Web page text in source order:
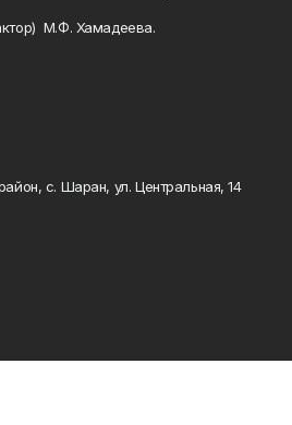
М.Ф. Хамадеева.
с. Шаран, ул. Центральная, 14